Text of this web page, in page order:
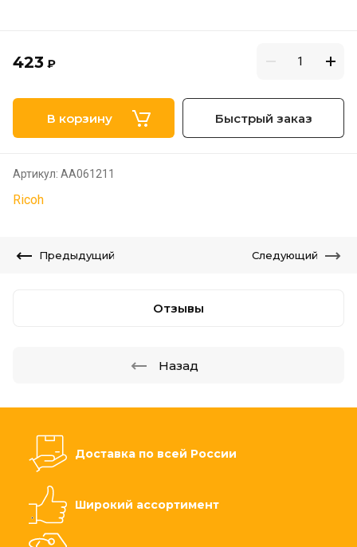
423 ₽
В корзину Быстрый заказ
Артикул: AA061211
Ricoh
Предыдущий Следующий
Отзывы
Назад
Доставка по всей России
Широкий ассортимент